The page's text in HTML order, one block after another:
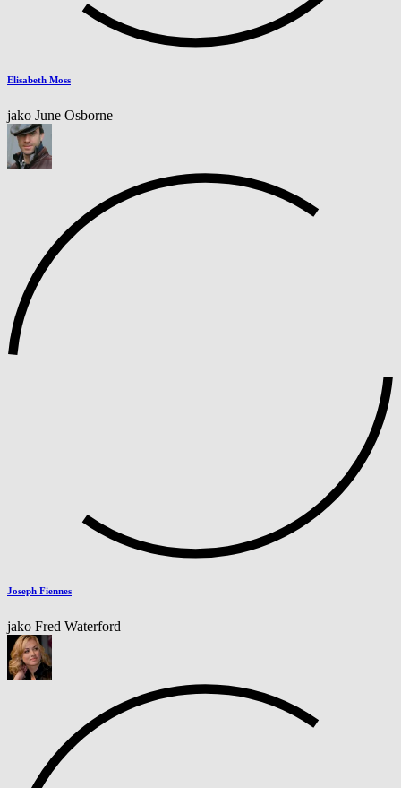
Elisabeth Moss
jako June Osborne
Joseph Fiennes
jako Fred Waterford